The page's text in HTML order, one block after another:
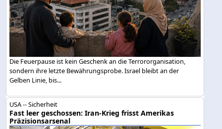
Die Feuerpause ist kein Geschenk an die Terrororganisation,
sondern ihre letzte Bewährungsprobe. Israel bleibt an der
Gelben Linie, bis...
USA -- Sicherheit
Fast leer geschossen: Iran-Krieg frisst Amerikas
Präzisionsarsenal